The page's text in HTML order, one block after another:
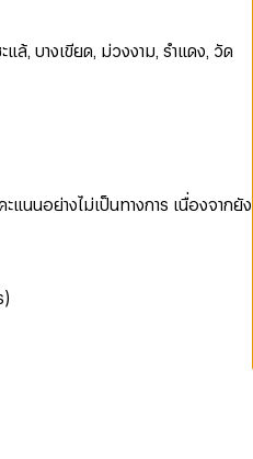
ล้, บางเขียด, ม่วงงาม, รำแดง, วัด
แนนอย่างไม่เป็นทางการ เนื่องจากยัง